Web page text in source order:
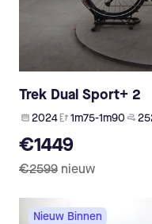
Trek Dual Sport+ 2
2024 1m75-1m90
€1449
€2599 nieuw
Nieuw Binnen